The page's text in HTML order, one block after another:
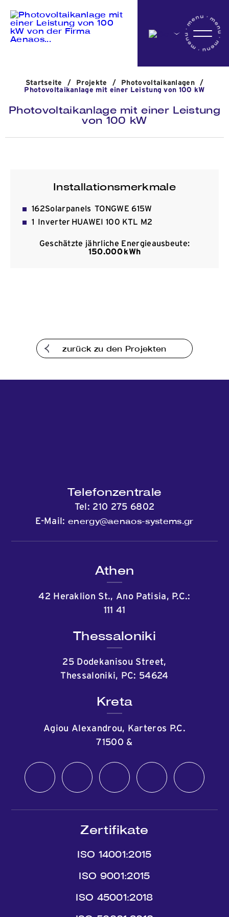
Das Unternehmen
Nachrichten
Kommunikation
Startseite / Projekte / Photovoltaikanlagen
/
Photovoltaikanlage mit einer Leistung von 100 kW
Photovoltaikanlage mit einer Leistung
von 100 kW
Installationsmerkmale
​162Solarpanels TONGWE 615W
1 Inverter HUAWEI 100 KTL M2
Geschätzte jährliche Energieausbeute:
150.000 kWh
zurück zu den Projekten
Telefonzentrale
Tel: 210 275 6802
E-Mail: energy@aenaos-systems.gr
Athen
42 Heraklion St., Ano Patisia, P.C.:
111 41
Thessaloniki
25 Dodekanisou Street,
Thessaloniki, PC: 54624
Kreta
Agiou Alexandrou, Karteros P.C.
71500 &
Zertifikate
ISO 14001:2015
ISO 9001:2015
ISO 45001:2018